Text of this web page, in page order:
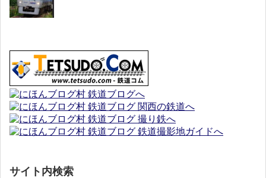
サイト内検索